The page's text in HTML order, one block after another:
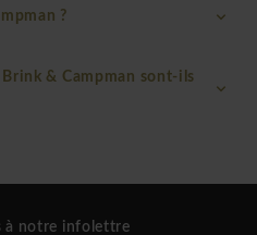
?
Brink & Campman sont-ils
à notre infolettre